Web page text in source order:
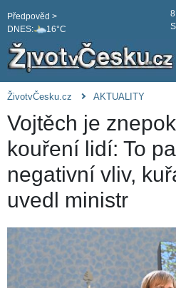
DNES: 16°C
Předpověd >
ŽivotvČesku.cz AKTUALITY
Vojtěch je
kouření lidí: To
negativní vliv,
uvedl ministr